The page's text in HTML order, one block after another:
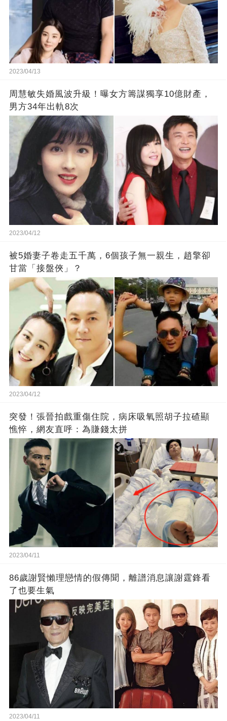
2023/04/13
周慧敏失婚風波升級！曝女方籌謀獨享10億財產，
男方34年出軌8次
2023/04/12
被5婚妻子卷走五千萬，6個孩子無一親生，趙擎卻
甘當「接盤俠」？
2023/04/12
突發！張晉拍戲重傷住院，病床吸氧照胡子拉碴顯
憔悴，網友直呼：為賺錢太拼
2023/04/11
86歲謝賢懶理戀情的假傳聞，離譜消息讓謝霆鋒看
了也要生氣
2023/04/11